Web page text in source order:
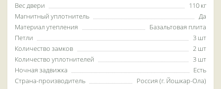
Вес двери
110 кг
Магнитный уплотнитель
Да
Материал утепления
Базальтовая плита
Петли
3 шт
Количество замков
2 шт
Количество уплотнителей
3 шт
Ночная задвижка
Есть
Страна-производитель
Россия (г. Йошкар-Ола)